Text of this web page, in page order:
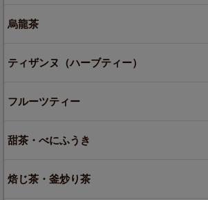
烏龍茶
ティザンヌ（ハーブティー）
フルーツティー
甜茶・べにふうき
焙じ茶・釜炒り茶